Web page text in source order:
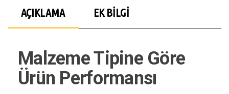
AÇIKLAMA EK BILGI
Malzeme Tipine Göre
Ürün Performansı